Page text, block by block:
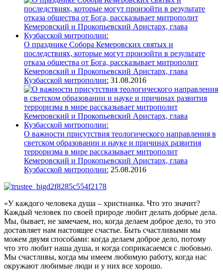
О празднике Собора Кемеровских святых и
последствиях, которые могут произойти в результате
отказа общества от Бога, рассказывает митрополит
Кемеровский и Прокопьевский Аристарх, глава
Кузбасской митрополии: 31.08.2016
О важности присутствия теологического направления в
светском образовании и науке и причинах развития
терроризма в мире рассказывает митрополит
Кемеровский и Прокопьевский Аристарх, глава
Кузбасской митрополии: 25.08.2016
«У каждого человека душа – христианка. Что это значит?
Каждый человек по своей природе любит делать добрые дела.
Мы, бывает, не замечаем, но, когда делаем доброе дело, то это
доставляет нам настоящее счастье. Быть счастливыми мы
можем двумя способами: когда делаем доброе дело, потому
что это любит наша душа, и когда соприкасаемся с любовью.
Мы счастливы, когда мы имеем любимую работу, когда нас
окружают любимые люди и у них все хорошо.